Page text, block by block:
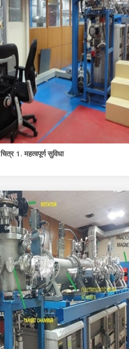
चित्र 1. महत्वपूर्ण सुविधा